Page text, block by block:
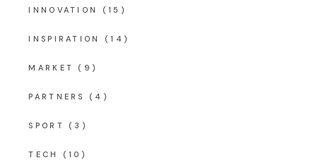
INNOVATION (15)
INSPIRATION (14)
MARKET (9)
PARTNERS (4)
SPORT (3)
TECH (10)